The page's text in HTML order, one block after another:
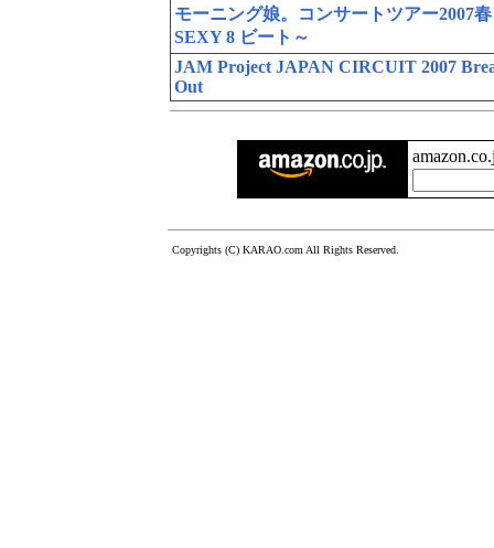
モーニング娘。コンサートツアー2007
SEXY 8 ビート～
JAM Project JAPAN CIRCUIT 2007
Out
Copyrights (C) KARAO.com All Rights Reserved.